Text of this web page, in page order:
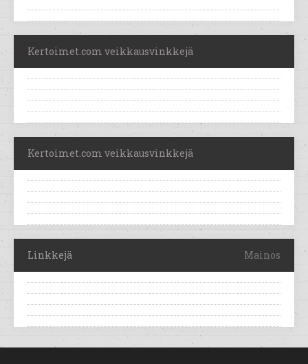
Kertoimet.com veikkausvinkkejä
Kertoimet.com veikkausvinkkejä
Linkkejä Mainos